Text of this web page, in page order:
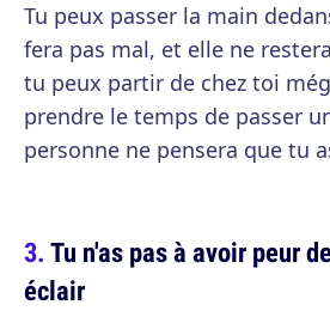
Tu peux passer la main
fera pas mal, et elle ne
tu peux partir de chez toi
prendre le temps de passer
personne ne pensera que tu
Tu n'as pas à avoir peur
éclair